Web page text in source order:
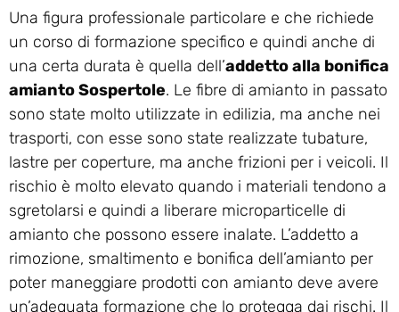
Una figura professionale particolare e che richiede
un corso di formazione specifico e quindi anche di
una certa durata è quella dell’addetto alla bonifica
amianto Sospertole. Le fibre di amianto in passato
sono state molto utilizzate in edilizia, ma anche nei
trasporti, con esse sono state realizzate tubature,
lastre per coperture, ma anche frizioni per i veicoli. Il
rischio è molto elevato quando i materiali tendono a
sgretolarsi e quindi a liberare microparticelle di
amianto che possono essere inalate. L’addetto a
rimozione, smaltimento e bonifica dell’amianto per
poter maneggiare prodotti con amianto deve avere
un’adeguata formazione che lo protegga dai rischi. Il